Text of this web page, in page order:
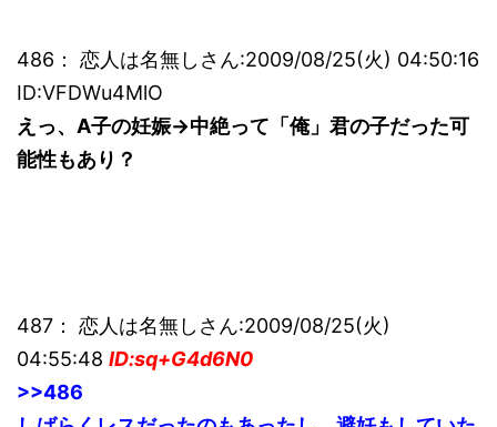
486： 恋人は名無しさん:2009/08/25(火) 04:50:16
ID:VFDWu4MlO
えっ、A子の妊娠→中絶って「俺」君の子だった可
能性もあり？
487： 恋人は名無しさん:2009/08/25(火)
04:55:48 ID:sq+G4d6N0
>>486